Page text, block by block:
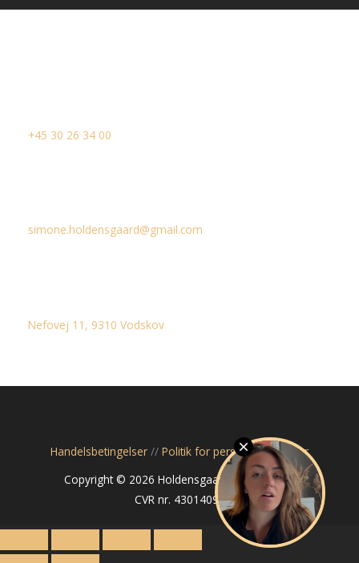
+45 30 26 34 00
simone.holdensgaard@gmail.com
Nefovej 11, 9310 Vodskov
Handelsbetingelser // Politik for personoplysninger
Copyright © 2026 Holdensgaard Probedience
CVR nr. 43014099